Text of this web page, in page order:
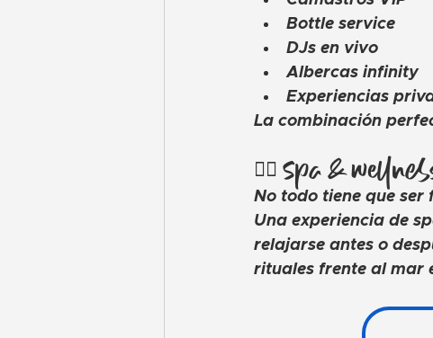
Bottle service
DJs en vivo
Albercas infinity
Experiencias
La combinación
🧖‍♀️ Spa &
No todo tiene que ser
Una experiencia de
relajarse antes o
rituales frente al mar